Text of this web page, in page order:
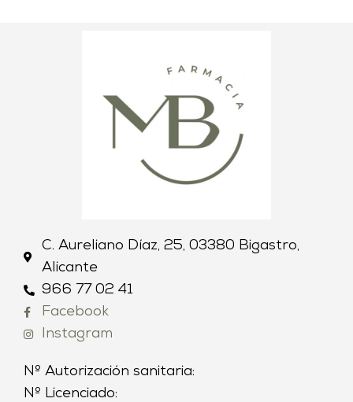
C. Aureliano Díaz, 25, 03380 Bigastro,
Alicante
966 77 02 41
Facebook
Instagram
Nº Autorización sanitaria:
Nº Licenciado: